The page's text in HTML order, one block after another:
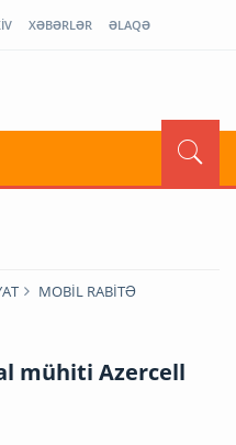
XƏBƏRLƏR ƏLAQƏ
MOBİL RABİTƏ
mühiti Azercell